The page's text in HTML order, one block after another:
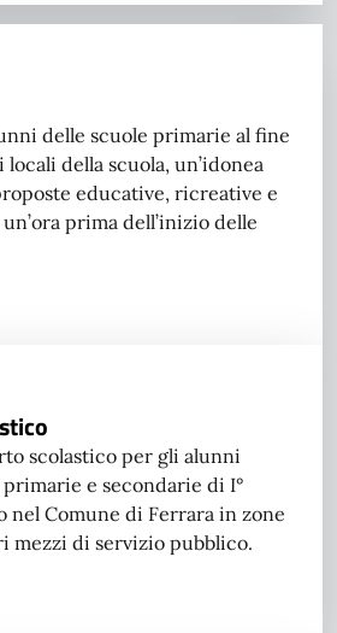
delle scuole primarie al fine
della scuola, un’idonea
educative, ricreative e
prima dell’inizio delle
scolastico per gli alunni
e secondarie di I°
nel Comune di Ferrara in zone
mezzi di servizio pubblico.